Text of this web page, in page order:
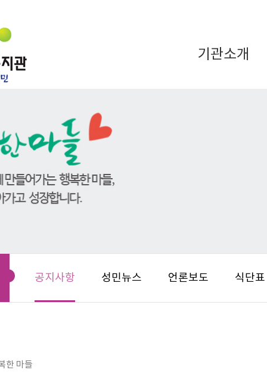
기관소개
공지사항 성민뉴스 언론보도 식단표
한 마들